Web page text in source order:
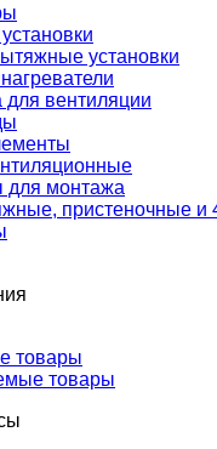
установки
для вентиляции
для монтажа
пристеночные и
товары
товары